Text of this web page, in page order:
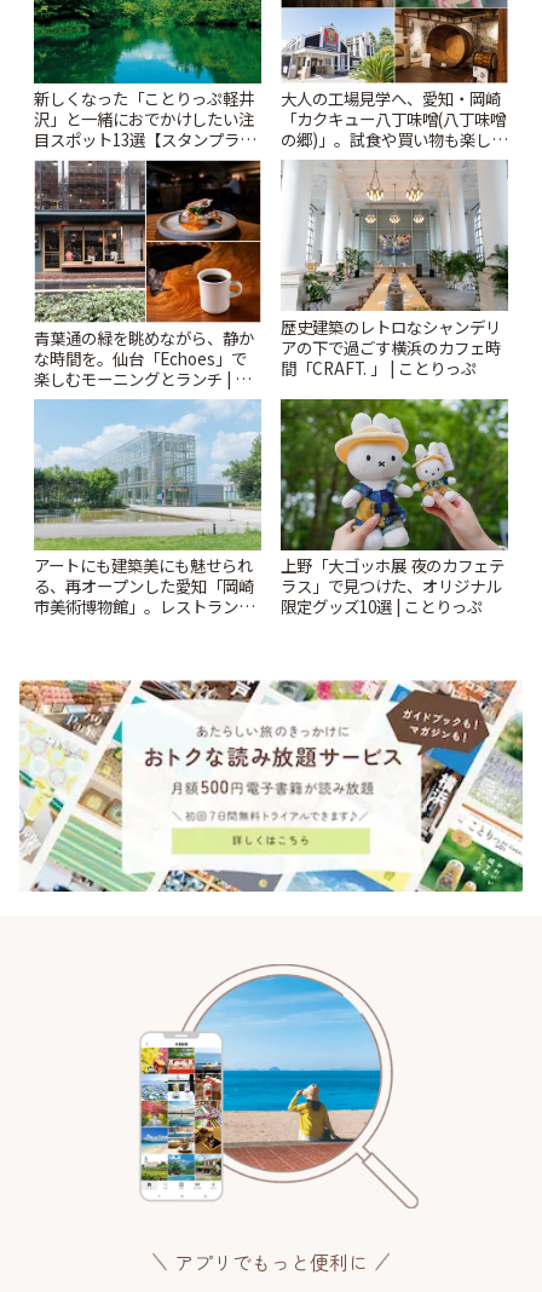
新しくなった「ことりっぷ軽井
沢」と一緒におでかけしたい注
目スポット13選【スタンプラリ
ー開催中】 | ことりっぷ
大人の工場見学へ、愛知・岡崎
「カクキュー八丁味噌(八丁味噌
の郷)」。試食や買い物も楽しみ
♪ | ことりっぷ
青葉通の緑を眺めながら、静か
な時間を。仙台「Echoes」で
楽しむモーニングとランチ | こ
とりっぷ
歴史建築のレトロなシャンデリ
アの下で過ごす横浜のカフェ時
間「CRAFT. 」 | ことりっぷ
アートにも建築美にも魅せられ
る、再オープンした愛知「岡崎
市美術博物館」。レストランや
上野「大ゴッホ展 夜のカフェテ
ラス」で見つけた、オリジナル
限定グッズ10選 | ことりっぷ
アプリでもっと便利に